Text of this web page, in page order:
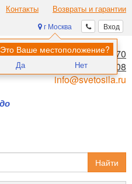
Контакты Возвраты и гарантии
Вход
г Москва
Это Ваше местоположение?
Да Нет
8 (495) 970-00-70
8 (800) 700-11-08
info@svetosila.ru
Найти